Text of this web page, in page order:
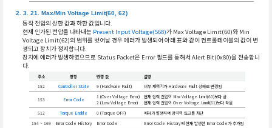
Max/Min Voltage Limit(60, 62)
동작 전압의 상한 값과 하한 값입니다.
현재 인가된 전압을 나타내는 Present Input Voltage(568)가 Max Voltage Limit(60)와 Min
Voltage Limit(62)의 범위를 벗어날 경우 에러가 발생되어 아래 표와 같이 컨트롤테이블의 값이 변
경되고 장치가 정지합니다.
장치에 에러가 발생하였으므로 Status Packet은 Error 필드를 통해서 Alert Bit(0x80)을 전송합니
다.
주소 명칭 변경 값
설명
152
Controller State 9 (Hardware Fault) 내부 제어기가 Hardware Fault 상태로 변경됨
153 Error Code
1 (Over Voltage Error)
2 (Low Voltage Error)
현재 입력 전압이 Max Voltage Limit(60)보다 큼
현재 입력 전압이 Over Voltage Limit(61)보다 작음
512
Torque Enable 0 (Torque OFF)
에러가 발생하여 장치의 토크를 차단
154 ~ 169
Error Code History Error Code Error Code History에 현재 발생한 Error Code가 추가됨